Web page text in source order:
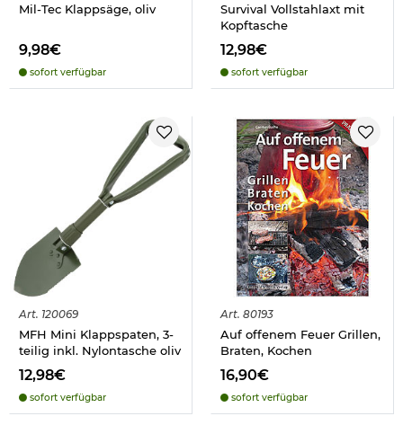
Mil-Tec Klappsäge, oliv
9,98€
sofort verfügbar
Survival Vollstahlaxt mit
Kopftasche
12,98€
sofort verfügbar
Art. 120069
MFH Mini Klappspaten, 3-
teilig inkl. Nylontasche oliv
12,98€
sofort verfügbar
Art. 80193
Auf offenem Feuer Grillen,
Braten, Kochen
16,90€
sofort verfügbar